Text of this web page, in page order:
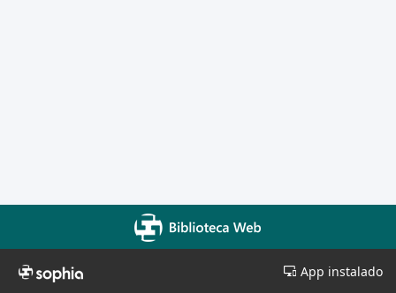
App instalado